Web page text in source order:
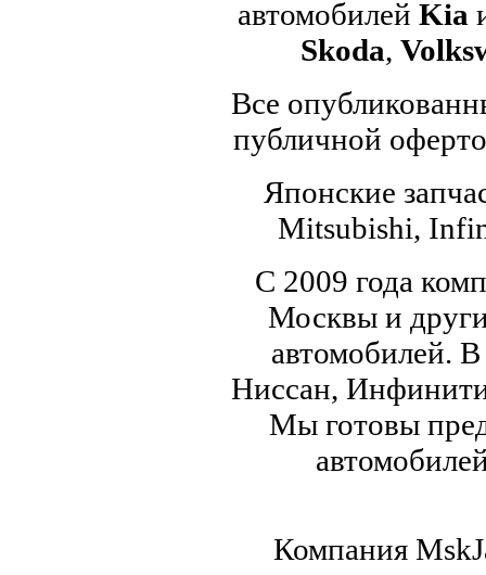
автомобилей Kia
Skoda,
Все
публичной
Японские
Mitsubishi,
С 2009 года
Москвы и
автомобилей.
Ниссан,
Мы готовы
Компания